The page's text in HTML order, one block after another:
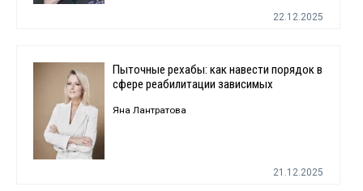
22.12.2025
Пыточные рехабы: как навести порядок в
сфере реабилитации зависимых
Яна Лантратова
21.12.2025